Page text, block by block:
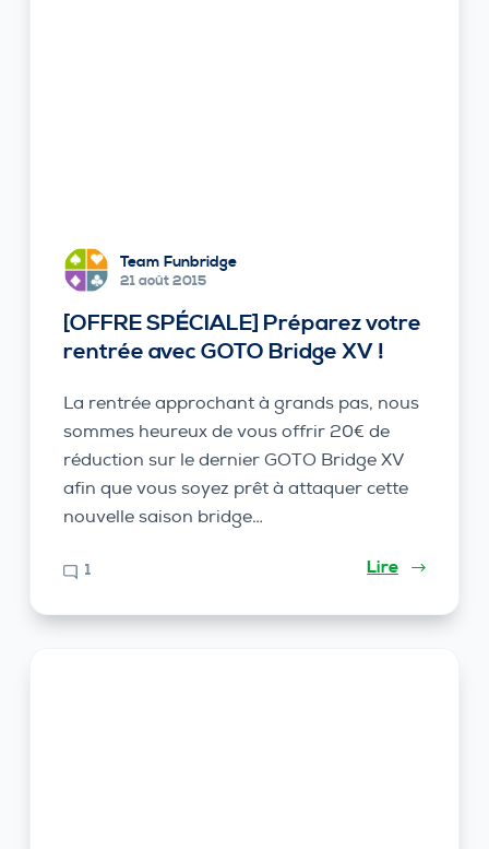
Team Funbridge
21 août 2015
[OFFRE SPÉCIALE] Préparez votre
rentrée avec GOTO Bridge XV !
La rentrée approchant à grands pas, nous
sommes heureux de vous offrir 20€ de
réduction sur le dernier GOTO Bridge XV
afin que vous soyez prêt à attaquer cette
nouvelle saison bridge…
1 Lire